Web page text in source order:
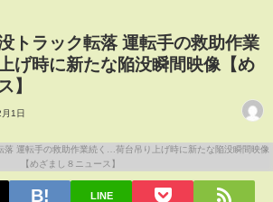
トラック転落 運転手の救助作業
げ時に新たな陥没瞬間映像【め
】
1日
LINE